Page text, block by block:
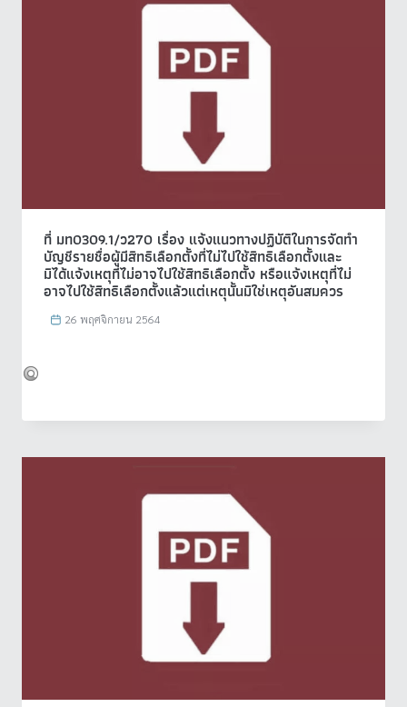
ที่ มท0309.1/ว270 เรื่อง แจ้งแนวทางปฏิบัติในการจัดทำ
บัญชีรายชื่อผู้มีสิทธิเลือกตั้งที่ไม่ไปใช้สิทธิเลือกตั้งและ
มิได้แจ้งเหตุที่ไม่อาจไปใช้สิทธิเลือกตั้ง หรือแจ้งเหตุที่ไม่
อาจไปใช้สิทธิเลือกตั้งแล้วแต่เหตุนั้นมิใช่เหตุอันสมควร
26 พฤศจิกายน 2564